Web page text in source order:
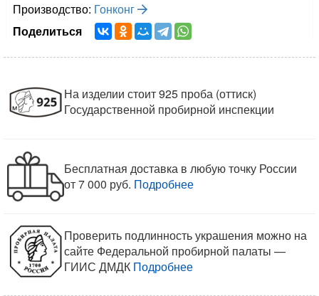
Производство: Гонконг
Поделиться
На изделии стоит 925 проба (оттиск)
Государственной пробирной инспекции
Бесплатная доставка в любую точку России
от 7 000 руб. Подробнее
Проверить подлинность украшения можно на
сайте Федеральной пробирной палаты —
ГИИС ДМДК Подробнее